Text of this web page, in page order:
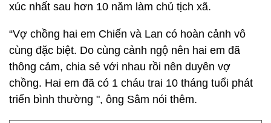
xúc nhất sau hơn 10 năm làm chủ tịch xã.
“Vợ chồng hai em Chiến và Lan có hoàn cảnh vô
cùng đặc biệt. Do cùng cảnh ngộ nên hai em đã
thông cảm, chia sẻ với nhau rồi nên duyên vợ
chồng. Hai em đã có 1 cháu trai 10 tháng tuổi phát
triển bình thường ", ông Sâm nói thêm.